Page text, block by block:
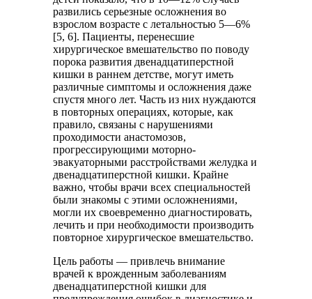
развились серьезные осложнения во
взрослом возрасте с летальностью 5—6%
[5, 6]. Пациенты, перенесшие
хирургическое вмешательство по поводу
порока развития двенадцатиперстной
кишки в раннем детстве, могут иметь
различные симптомы и осложнения даже
спустя много лет. Часть из них нуждаются
в повторных операциях, которые, как
правило, связаны с нарушениями
проходимости анастомозов,
прогрессирующими моторно-
эвакуаторными расстройствами желудка и
двенадцатиперстной кишки. Крайне
важно, чтобы врачи всех специальностей
были знакомы с этими осложнениями,
могли их своевременно диагностировать,
лечить и при необходимости производить
повторное хирургическое вмешательство.
Цель работы — привлечь внимание
врачей к врожденным заболеваниям
двенадцатиперстной кишки для